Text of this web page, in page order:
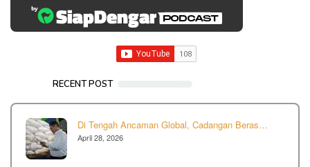
RECENT POST
Di Tengah Ancaman Global, Cadangan Beras…
April 28, 2026